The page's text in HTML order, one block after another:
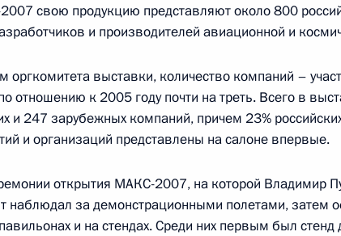
Путин встретился с губернатором
Ткачевым и мэром Сочи Виктором
2007 года, 15:30 Сочи
профсоюзов России Михаилом Шмаковым
года, 13:40
свою продукцию представляют около 800
и производителей авиационной и
оргкомитета выставки, количество компаний –
отношению к 2005 году почти на треть. Всего в
и 247 зарубежных компаний, причем 23%
и организаций представлены на салоне впервые.
открытия МАКС-2007, на которой Владимир
наблюдал за демонстрационными полетами, затем
и на стендах. Среди них первым был стенд